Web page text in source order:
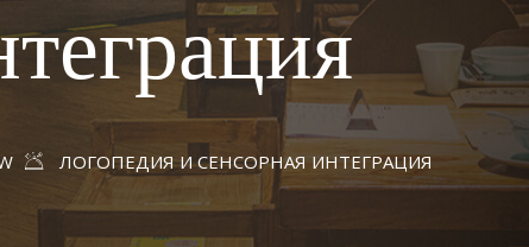
ЛОГОПЕДИЯ И СЕНСОРНАЯ ИНТЕГРАЦИЯ